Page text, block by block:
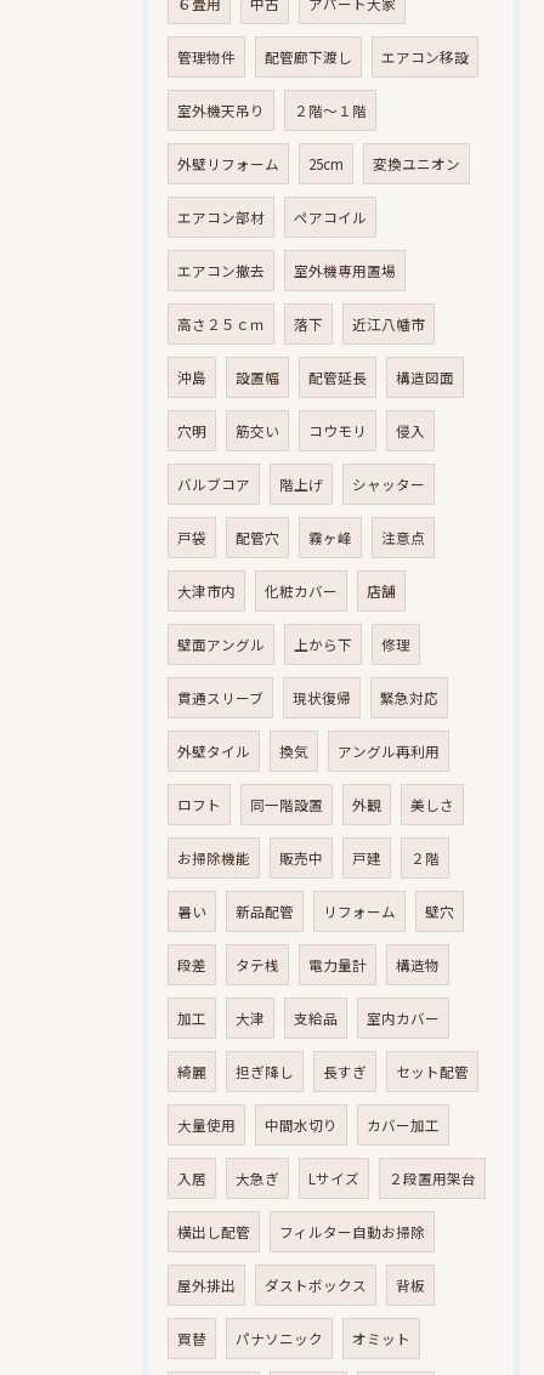
管理物件 配管廊下渡し エアコン移設
室外機天吊り ２階～１階
外壁リフォーム 25cm 変換ユニオン
エアコン部材 ペアコイル
エアコン撤去 室外機専用置場
高さ２５ｃｍ 落下 近江八幡市
沖島 設置幅 配管延長 構造図面
穴明 筋交い コウモリ 侵入
バルブコア 階上げ シャッター
戸袋 配管穴 霧ヶ峰 注意点
大津市内 化粧カバー 店舗
壁面アングル 上から下 修理
貫通スリーブ 現状復帰 緊急対応
外壁タイル 換気 アングル再利用
ロフト 同一階設置 外観 美しさ
お掃除機能 販売中 戸建 ２階
暑い 新品配管 リフォーム 壁穴
段差 タテ桟 電力量計 構造物
加工 大津 支給品 室内カバー
綺麗 担ぎ降し 長すぎ セット配管
大量使用 中間水切り カバー加工
入居 大急ぎ Lサイズ ２段置用架台
横出し配管 フィルター自動お掃除
屋外排出 ダストボックス 背板
買替 パナソニック オミット